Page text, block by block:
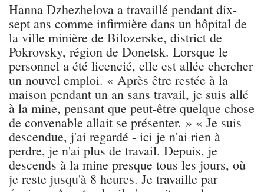
Hanna Dzhezhelova a travaillé pendant dix-
sept ans comme infirmière dans un hôpital de
la ville minière de Bilozerske, district de
Pokrovsky, région de Donetsk. Lorsque le
personnel a été licencié, elle est allée chercher
un nouvel emploi. « Après être restée à la
maison pendant un an sans travail, je suis allé
à la mine, pensant que peut-être quelque chose
de convenable allait se présenter. » « Je suis
descendue, j'ai regardé - ici je n'ai rien à
perdre, je n'ai plus de travail. Depuis, je
descends à la mine presque tous les jours, où
je reste jusqu'à 8 heures. Je travaille par